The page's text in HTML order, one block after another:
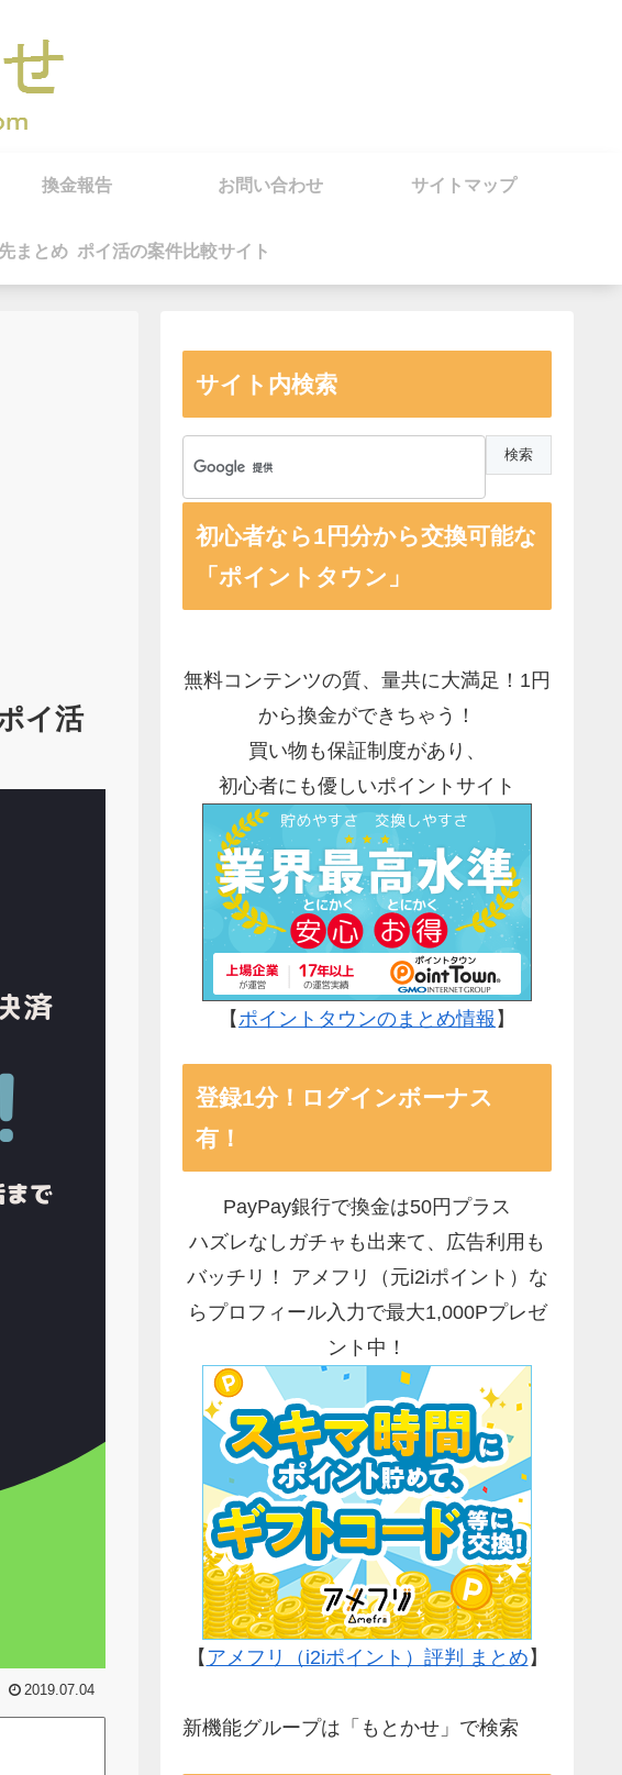
換金報告 お問い合わせ サイトマップ
まとめ ポイ活の案件比較サイト
イ活
2019.07.04
サイト内検索
初心者なら1円分から交換可能な
「ポイントタウン」
無料コンテンツの質、量共に大満足！1円
から換金ができちゃう！
買い物も保証制度があり、
初心者にも優しいポイントサイト
【ポイントタウンのまとめ情報 】
登録1分！ログインボーナス
有！
PayPay銀行で換金は50円プラス
ハズレなしガチャも出来て、広告利用も
バッチリ！ アメフリ（元i2iポイント）な
らプロフィール入力で最大1,000Pプレゼ
ント中！
【 アメフリ（i2iポイント）評判 まとめ 】
新機能グループは「もとかせ」で検索